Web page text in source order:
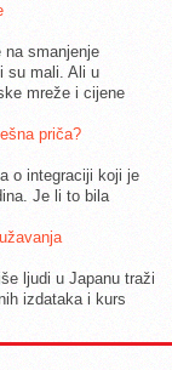
na smanjenje
su mali. Ali u
mreže i cijene
priča?
o integraciji koji je
Je li to bila
ljudi u Japanu traži
izdataka i kurs